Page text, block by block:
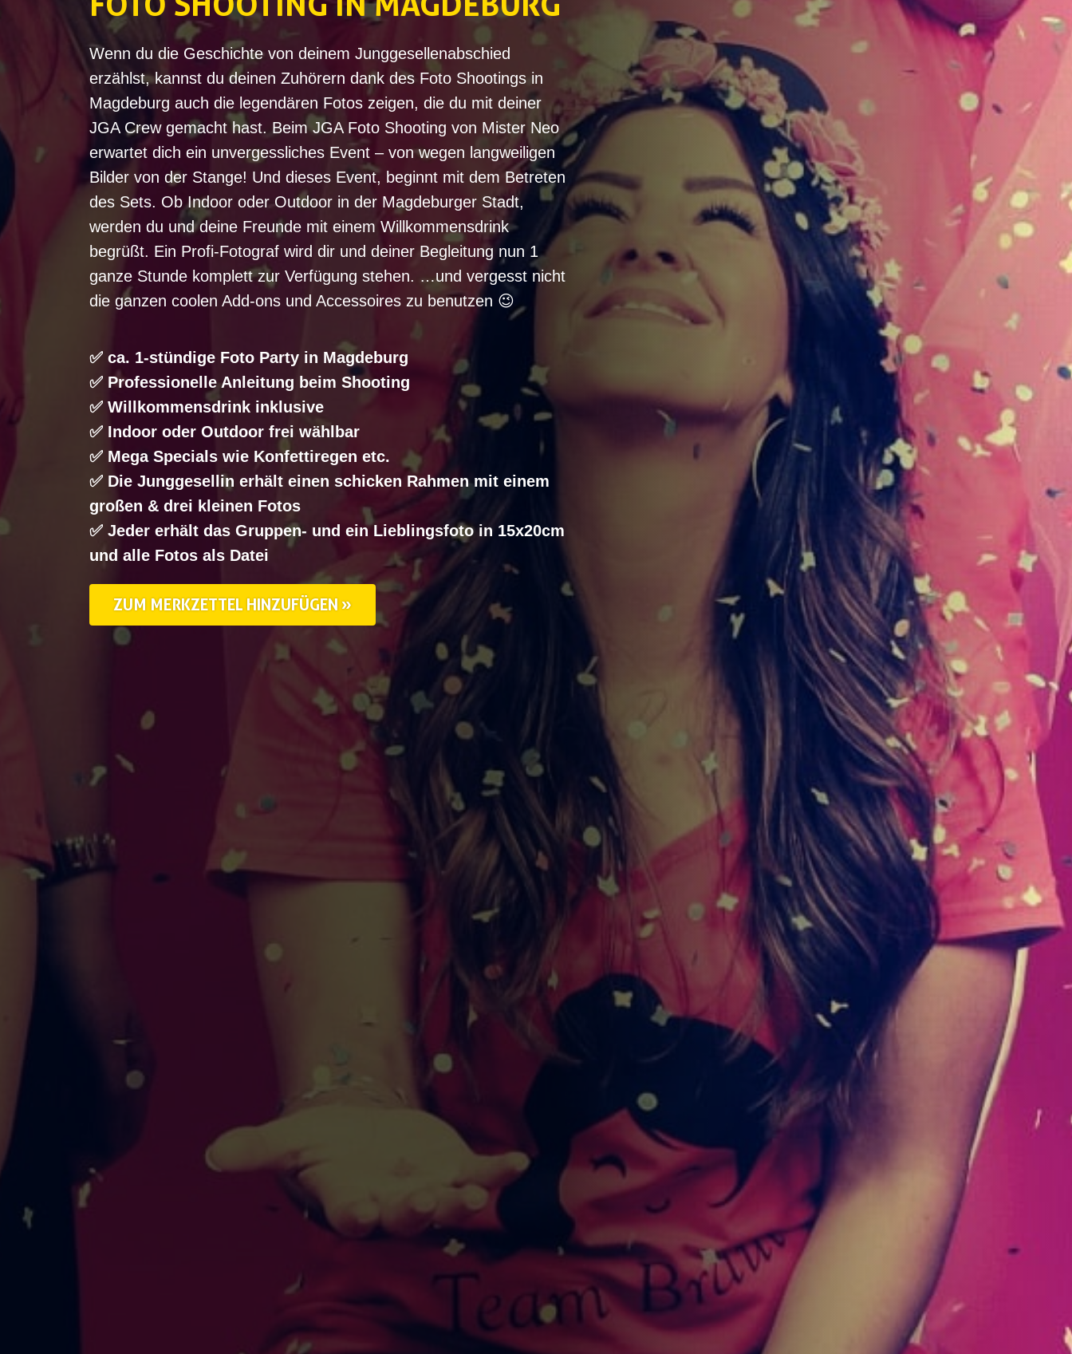
Wenn du die Geschichte von deinem Junggesellenabschied
erzählst, kannst du deinen Zuhörern dank des Foto Shootings in
Magdeburg auch die legendären Fotos zeigen, die du mit deiner
JGA Crew gemacht hast. Beim JGA Foto Shooting von Mister Neo
erwartet dich ein unvergessliches Event – von wegen langweiligen
Bilder von der Stange! Und dieses Event, beginnt mit dem Betreten
des Sets. Ob Indoor oder Outdoor in der Magdeburger Stadt,
werden du und deine Freunde mit einem Willkommensdrink
begrüßt. Ein Profi-Fotograf wird dir und deiner Begleitung nun 1
ganze Stunde komplett zur Verfügung stehen. …und vergesst nicht
die ganzen coolen Add-ons und Accessoires zu benutzen 😉
✅ ca. 1-stündige Foto Party in Magdeburg
✅ Professionelle Anleitung beim Shooting
✅ Willkommensdrink inklusive
✅ Indoor oder Outdoor frei wählbar
✅ Mega Specials wie Konfettiregen etc.
✅ Die Junggesellin erhält einen schicken Rahmen mit einem
großen & drei kleinen Fotos
✅ Jeder erhält das Gruppen- und ein Lieblingsfoto in 15x20cm
und alle Fotos als Datei
ZUM MERKZETTEL HINZUFÜGEN »